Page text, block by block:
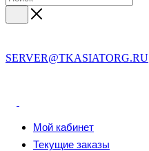
SERVER@TKASIATORG.RU
Мой кабинет
Текущие заказы